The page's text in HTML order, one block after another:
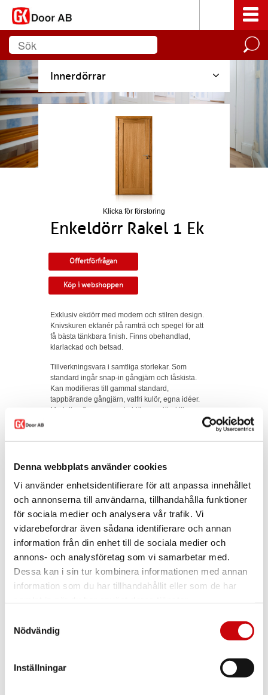
Denna webbplats använder cookies
Vi använder enhetsidentifierare för att anpassa innehållet
och annonserna till användarna, tillhandahålla funktioner
för sociala medier och analysera vår trafik. Vi
vidarebefordrar även sådana identifierare och annan
information från din enhet till de sociala medier och
annons- och analysföretag som vi samarbetar med.
Dessa kan i sin tur kombinera informationen med annan
information som du har tillhandahållit eller som de har
Nödvändig
Inställningar
Innerdörrar
Klicka för förstoring
Enkeldörr Rakel 1 Ek
Offertförfrågan
Köp i webshoppen
Exklusiv ekdörr med modern och stilren design.
Knivskuren ekfanér på ramträ och spegel för att
få bästa tänkbara finish. Finns obehandlad,
klarlackad och betsad.
Tillverkningsvara i samtliga storlekar. Som
standard ingår snap-in gångjärn och låskista.
Kan modifieras till gammal standard,
tappbärande gångjärn, valfri kulör, egna idéer.
Modellen finns som enkeldörr, pardörr i lika
Varianten finns att köpa i webshoppen. I
karm
samt trycke.
Kontakta oss viamejlellertelefonom du har
några funderingar eller särskilda önskemål.
Dela
Fler varianter
Rakel 1 Ek HG1 Rakel 1